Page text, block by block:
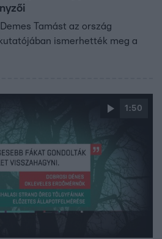
Tamást az ország
ismerhették meg a
1:50